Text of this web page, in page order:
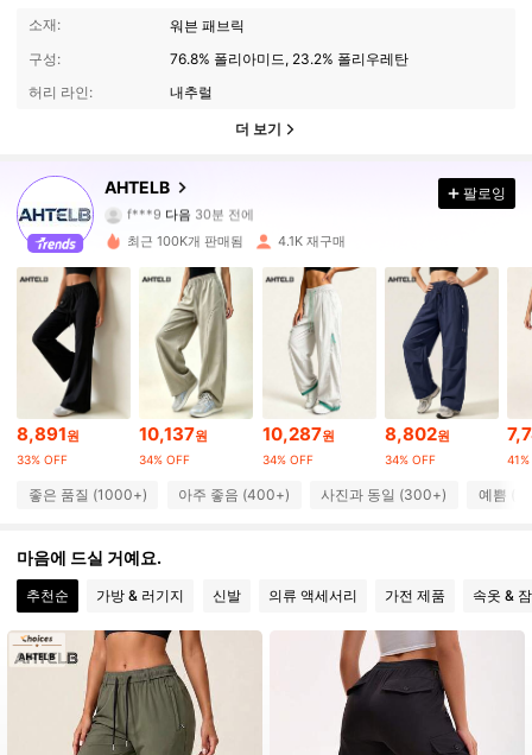
소재:
워븐 패브릭
구성:
76.8% 폴리아미드, 23.2% 폴리우레탄
허리 라인:
내추럴
더 보기
AHTELB
4.76
f***9 다음 30분 전에
4.76 5.9K 팔로워
5.9K 팔로워
5.9K 팔로워
4.76 5.9K 팔로워
팔로잉
최근 100K개 판매됨 4.1K 재구매
8,891원
33% OFF
10,137원
34% OFF
10,287원
34% OFF
8,802원
34% OFF
좋은 품질 (1000+) 아주 좋음 (400+) 사진과 동일 (300+) 예쁨
마음에 드실 거예요.
추천순 가방 & 러기지 신발 의류 액세서리 가전 제품 속옷 &